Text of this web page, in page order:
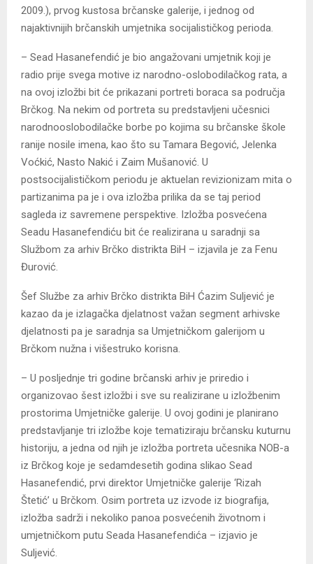
2009.), prvog kustosa brčanske galerije, i jednog od
najaktivnijih brčanskih umjetnika socijalističkog perioda.
– Sead Hasanefendić je bio angažovani umjetnik koji je
radio prije svega motive iz narodno-oslobodilačkog rata, a
na ovoj izložbi bit će prikazani portreti boraca sa područja
Brčkog. Na nekim od portreta su predstavljeni učesnici
narodnooslobodilačke borbe po kojima su brčanske škole
ranije nosile imena, kao što su Tamara Begović, Jelenka
Voćkić, Nasto Nakić i Zaim Mušanović. U
postsocijalističkom periodu je aktuelan revizionizam mita o
partizanima pa je i ova izložba prilika da se taj period
sagleda iz savremene perspektive. Izložba posvećena
Seadu Hasanefendiću bit će realizirana u saradnji sa
Službom za arhiv Brčko distrikta BiH – izjavila je za Fenu
Đurović.
Šef Službe za arhiv Brčko distrikta BiH Ćazim Suljević je
kazao da je izlagačka djelatnost važan segment arhivske
djelatnosti pa je saradnja sa Umjetničkom galerijom u
Brčkom nužna i višestruko korisna.
– U posljednje tri godine brčanski arhiv je priredio i
organizovao šest izložbi i sve su realizirane u izložbenim
prostorima Umjetničke galerije. U ovoj godini je planirano
predstavljanje tri izložbe koje tematiziraju brčansku kuturnu
historiju, a jedna od njih je izložba portreta učesnika NOB-a
iz Brčkog koje je sedamdesetih godina slikao Sead
Hasanefendić, prvi direktor Umjetničke galerije ‘Rizah
Štetić’ u Brčkom. Osim portreta uz izvode iz biografija,
izložba sadrži i nekoliko panoa posvećenih životnom i
umjetničkom putu Seada Hasanefendića – izjavio je
Suljević.